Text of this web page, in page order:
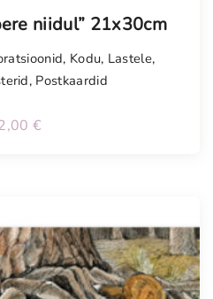
niidul” 21x30cm
, Kodu, Lastele,
, Postkaardid
€